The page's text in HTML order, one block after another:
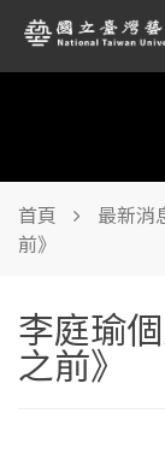
首頁 最新消
前》
李庭瑜
之前》